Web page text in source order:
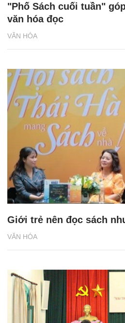
VĂN HÓA
"Phố Sách cuối tuần"
văn hóa đọc
VĂN HÓA
Giới trẻ nên đọc sách